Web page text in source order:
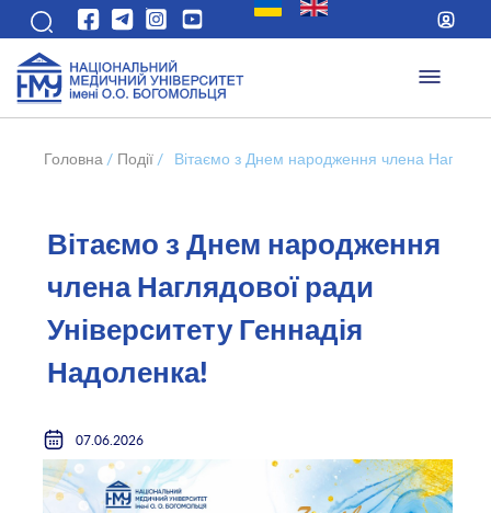
Головна / Події / Вітаємо з Днем народження члена
Вітаємо з Днем народження
члена Наглядової ради
Університету Геннадія
Надоленка!
07.06.2026